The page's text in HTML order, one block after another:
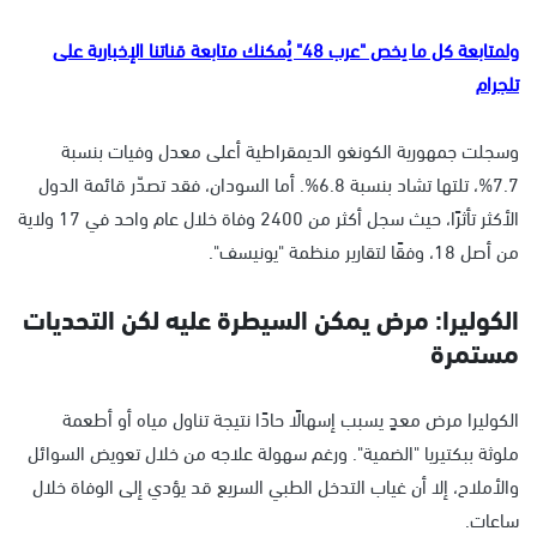
ولمتابعة كل ما يخص "عرب 48" يُمكنك متابعة قناتنا الإخبارية على
تلجرام
وسجلت جمهورية الكونغو الديمقراطية أعلى معدل وفيات بنسبة
7.7%، تلتها تشاد بنسبة 6.8%. أما السودان، فقد تصدّر قائمة الدول
الأكثر تأثرًا، حيث سجل أكثر من 2400 وفاة خلال عام واحد في 17 ولاية
من أصل 18، وفقًا لتقارير منظمة "يونيسف".
الكوليرا: مرض يمكن السيطرة عليه لكن التحديات
مستمرة
الكوليرا مرض معدٍ يسبب إسهالًا حادًا نتيجة تناول مياه أو أطعمة
ملوثة ببكتيريا "الضمية". ورغم سهولة علاجه من خلال تعويض السوائل
والأملاح، إلا أن غياب التدخل الطبي السريع قد يؤدي إلى الوفاة خلال
ساعات.